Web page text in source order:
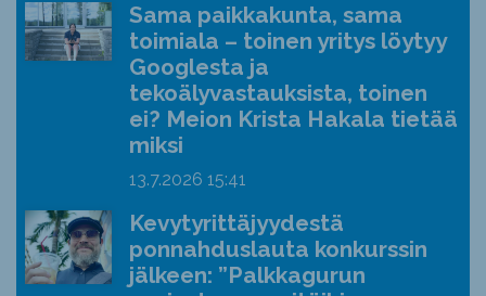
Sama paikkakunta, sama
toimiala – toinen yritys löytyy
Googlesta ja
tekoälyvastauksista, toinen
ei? Meion Krista Hakala tietää
miksi
13.7.2026 15:41
Kevytyrittäjyydestä
ponnahduslauta konkurssin
jälkeen: ”Palkkagurun